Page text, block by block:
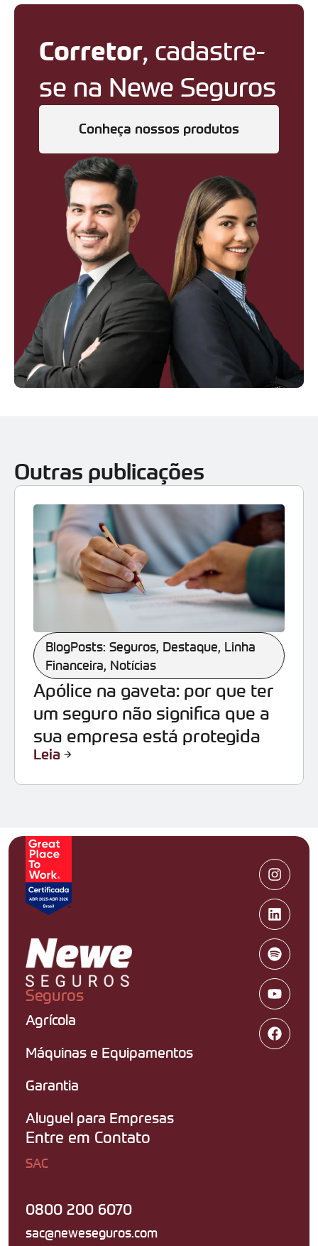
Corretor, cadastre-
se na Newe Seguros
Conheça nossos produtos
Outras publicações
BlogPosts: Seguros, Destaque, Linha
Financeira, Notícias
Apólice na gaveta: por que ter
um seguro não significa que a
sua empresa está protegida
Leia
Seguros
Agrícola
Máquinas e Equipamentos
Garantia
Aluguel para Empresas
Entre em Contato
SAC
0800 200 6070
sac@neweseguros.com